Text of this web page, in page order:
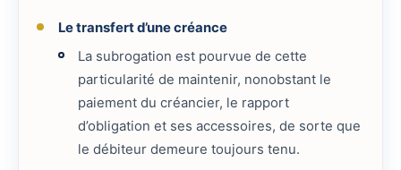
Le transfert d’une créance
La subrogation est pourvue de cette
particularité de maintenir, nonobstant le
paiement du créancier, le rapport
d’obligation et ses accessoires, de sorte que
le débiteur demeure toujours tenu.